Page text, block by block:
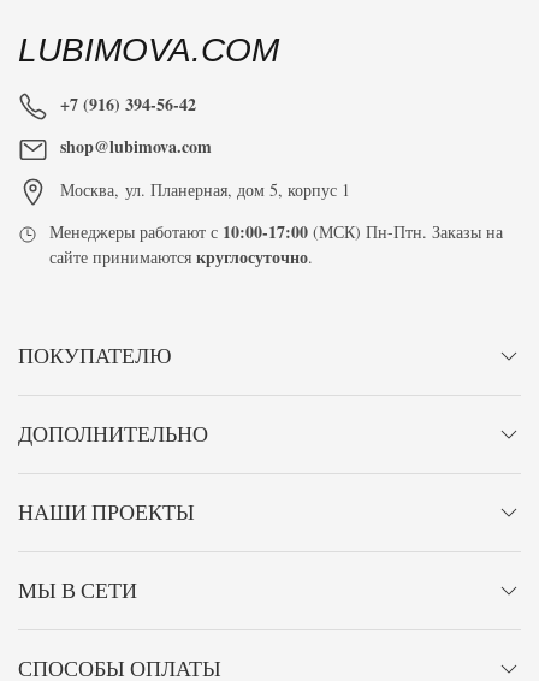
LUBIMOVA.COM
+7 (916) 394-56-42
shop@lubimova.com
Москва, ул. Планерная, дом 5, корпус 1
Менеджеры работают с 10:00-17:00 (МСК) Пн-Птн. Заказы на
сайте принимаютсякруглосуточно.
ПОКУПАТЕЛЮ
ДОПОЛНИТЕЛЬНО
НАШИ ПРОЕКТЫ
МЫ В СЕТИ
СПОСОБЫ ОПЛАТЫ